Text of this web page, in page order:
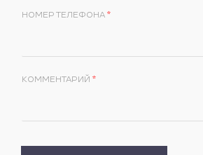
НОМЕР ТЕЛЕФОНА *
КОММЕНТАРИЙ *